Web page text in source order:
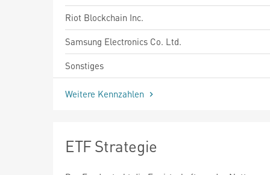
Riot Blockchain Inc.
Samsung Electronics Co. Ltd.
Sonstiges
Weitere Kennzahlen
ETF Strategie